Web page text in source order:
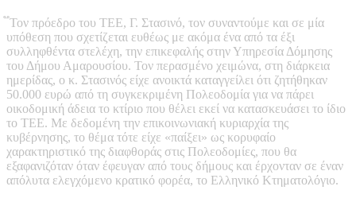
֟ Τον πρόεδρο του ΤΕΕ, Γ. Στασινό, τον συναντούμε και σε μία
υπόθεση που σχετίζεται ευθέως με ακόμα ένα από τα έξι
συλληφθέντα στελέχη, την επικεφαλής στην Υπηρεσία Δόμησης
του Δήμου Αμαρουσίου. Τον περασμένο χειμώνα, στη διάρκεια
ημερίδας, ο κ. Στασινός είχε ανοικτά καταγγείλει ότι ζητήθηκαν
50.000 ευρώ από τη συγκεκριμένη Πολεοδομία για να πάρει
οικοδομική άδεια το κτίριο που θέλει εκεί να κατασκευάσει το ίδιο
το ΤΕΕ. Με δεδομένη την επικοινωνιακή κυριαρχία της
κυβέρνησης, το θέμα τότε είχε «παίξει» ως κορυφαίο
χαρακτηριστικό της διαφθοράς στις Πολεοδομίες, που θα
εξαφανιζόταν όταν έφευγαν από τους δήμους και έρχονταν σε έναν
απόλυτα ελεγχόμενο κρατικό φορέα, το Ελληνικό Κτηματολόγιο.